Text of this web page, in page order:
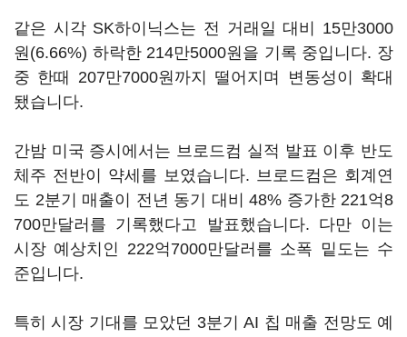
같은 시각 SK하이닉스는 전 거래일 대비 15만3000
원(6.66%) 하락한 214만5000원을 기록 중입니다. 장
중 한때 207만7000원까지 떨어지며 변동성이 확대
됐습니다.
간밤 미국 증시에서는 브로드컴 실적 발표 이후 반도
체주 전반이 약세를 보였습니다. 브로드컴은 회계연
도 2분기 매출이 전년 동기 대비 48% 증가한 221억8
700만달러를 기록했다고 발표했습니다. 다만 이는
시장 예상치인 222억7000만달러를 소폭 밑도는 수
준입니다.
특히 시장 기대를 모았던 3분기 AI 칩 매출 전망도 예